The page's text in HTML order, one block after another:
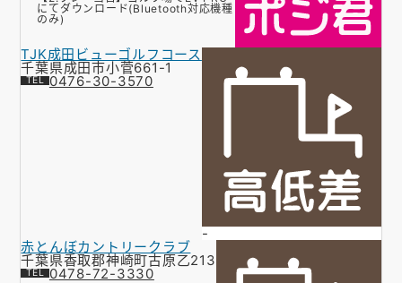
にてダウンロード(Bluetooth対応機種
のみ)
TJK成田ビューゴルフコース
千葉県成田市小菅661-1
0476-30-3570
-
赤とんぼカントリークラブ
千葉県香取郡神崎町古原乙213
0478-72-3330